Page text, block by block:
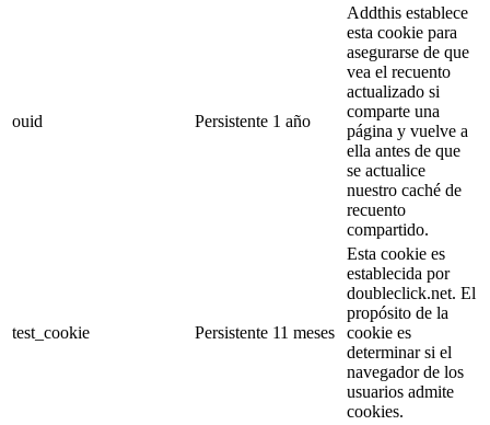
ouid Persistente 1 año
Addthis establece
esta cookie para
asegurarse de que
vea el recuento
actualizado si
comparte una
página y vuelve a
ella antes de que
se actualice
nuestro caché de
recuento
compartido.
test_cookie Persistente 11 meses
Esta cookie es
establecida por
doubleclick.net. El
propósito de la
cookie es
determinar si el
navegador de los
usuarios admite
cookies.